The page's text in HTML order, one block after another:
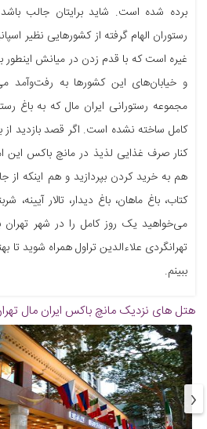
برده شده است. شاید برایتان جالب
رستوران الهام گرفته از کشورهایی نظیر
غیره است که با قدم زدن در میانش
و خیابان‌های این کشورها به رفت‌وآمد
مجموعه رستورانی ایران مال که به باغ
کامل ساخته نشده است. اگر قصد بازدید از
کنار صرف غذایی لذیذ در مانچ باکس این
هم به خرید کردن بپردازید و هم اینکه از
کتاب، باغ ماهان، باغ دیدار، تالار آیینه،
می‌خواهید یک روز کامل را در شهر تهران
تهرانگردی علاءالدین تراول همراه شوید تا
ببینم.
هتل های نزدیک مانچ باکس ایران مال
‹